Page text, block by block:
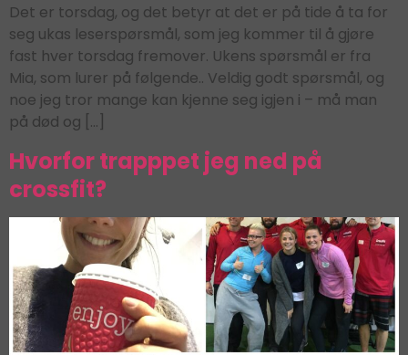
Det er torsdag, og det betyr at det er på tide å ta for
seg ukas leserspørsmål, som jeg kommer til å gjøre
fast hver torsdag fremover. Ukens spørsmål er fra
Mia, som lurer på følgende.. Veldig godt spørsmål, og
noe jeg tror mange kan kjenne seg igjen i – må man
på død og […]
Hvorfor trapppet jeg ned på
crossfit?